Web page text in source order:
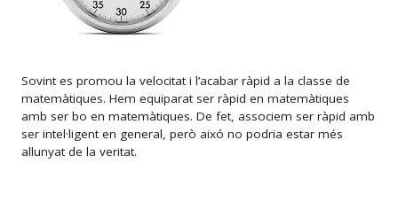
Sovint es promou la velocitat i l’acabar ràpid a la classe de
matemàtiques. Hem equiparat ser ràpid en matemàtiques
amb ser bo en matemàtiques. De fet, associem ser ràpid amb
ser intel·ligent en general, però aixó no podria estar més
allunyat de la veritat.